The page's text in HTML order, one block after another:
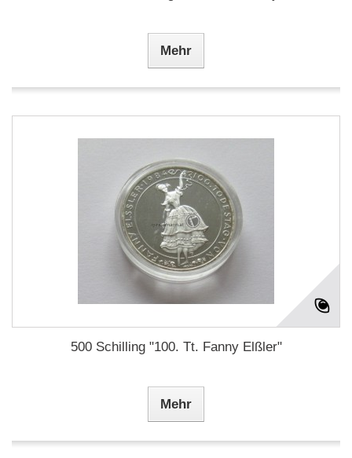
Mehr
500 Schilling "100. Tt. Fanny Elßler"
Mehr